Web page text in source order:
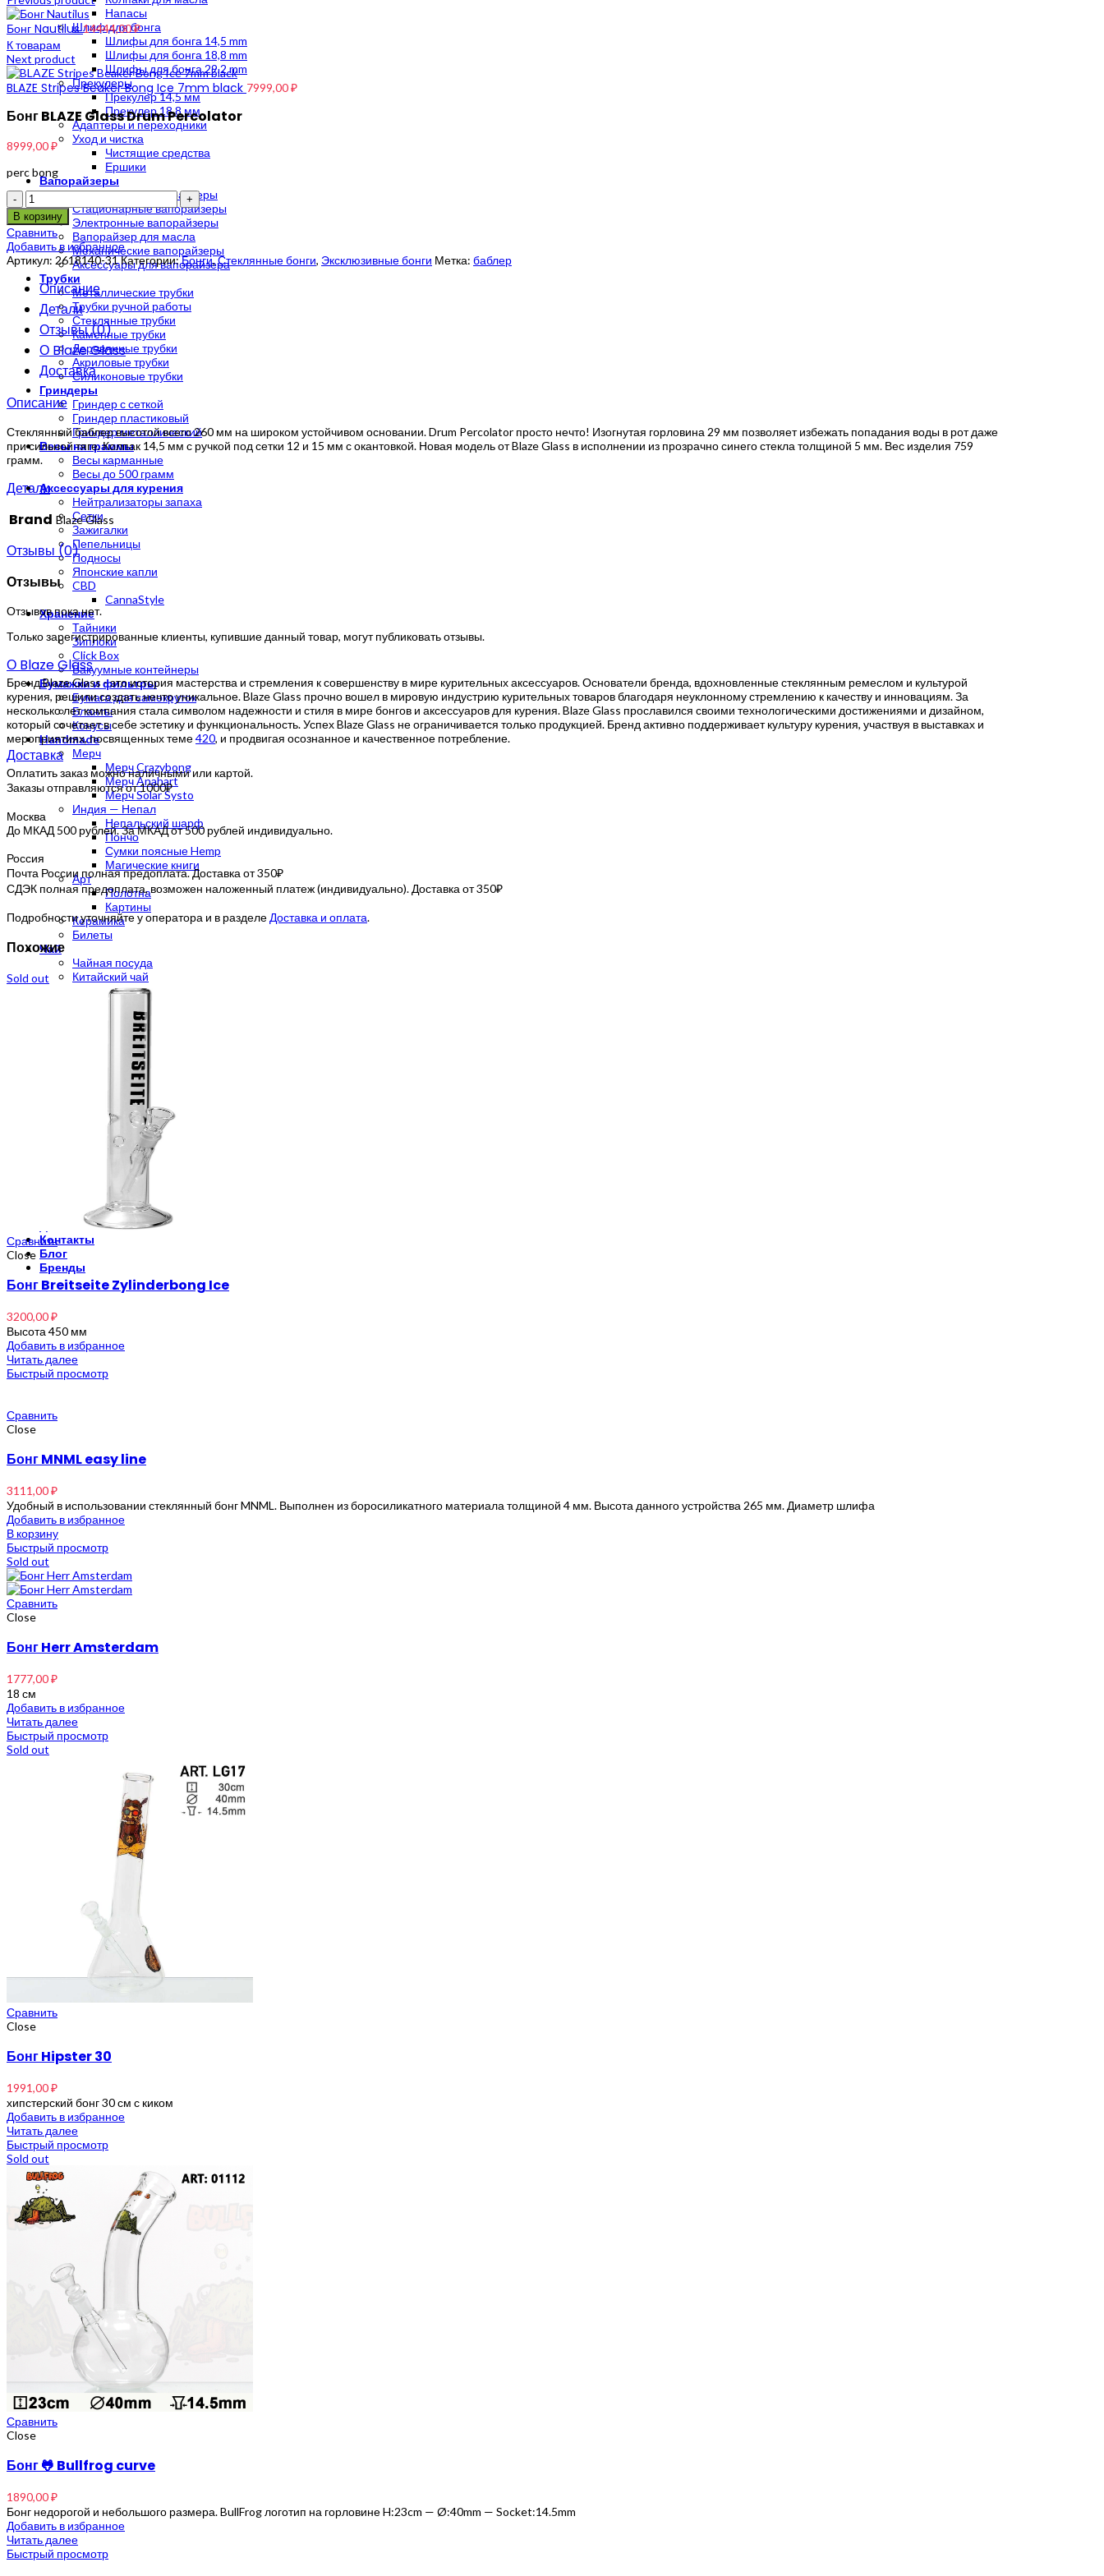
Напасы
Шлиф для бонга
Шлифы для бонга 14,5 mm
Шлифы для бонга 18,8 mm
Шлифы для бонга 29,2 mm
Прекулеры
Прекулер 14,5 мм
Прекулер 18,8 мм
Адаптеры и переходники
Уход и чистка
Чистящие средства
Ершики
Вапорайзеры
Портативные вапорайзеры
Стационарные вапорайзеры
Электронные вапорайзеры
Вапорайзер для масла
Механические вапорайзеры
Аксессуары для вапорайзера
Трубки
Металлические трубки
Трубки ручной работы
Стеклянные трубки
Каменные трубки
Деревянные трубки
Акриловые трубки
Силиконовые трубки
Гриндеры
Гриндер с сеткой
Гриндер пластиковый
Гриндер металлический
Весы на граммы
Весы карманные
Весы до 500 грамм
Аксессуары для курения
Нейтрализаторы запаха
Сетки
Зажигалки
Пепельницы
Подносы
Японские капли
CBD
CannaStyle
Хранение
Тайники
Зиплоки
Click Box
Вакуумные контейнеры
Бумажки и фильтры
Бумага для самокруток
Бланты
Конусы
Handmade
Мерч
Мерч Crazybong
Мерч Anahart
Мерч Solar Systo
Индия — Непал
Непальский шарф
Пончо
Сумки поясные Hemp
Магические книги
Арт
Полотна
Картины
Керамика
Билеты
Чай
Чайная посуда
Китайский чай
Пуэр
Те Гуань Инь
Гуандунские Улуны
Белый чай
Зеленый чай
Желтый чай
Травяной чай
Рамакришна
Подставка для благовоний
Доставка и оплата
Контакты
Блог
Бренды
Бонг Nautilus14444,00₽
К товарам
Next product
BLAZE Stripes Beaker Bong Ice 7mm black 7999,00₽
Бонг BLAZE Glass Drum Percolator
8999,00₽
perc bong
Количество
В корзину
Сравнить
Добавить в избранное
Артикул: 2618140-31Категории:Бонги,Стеклянные бонги, Эксклюзивные бонги Метка: баблер
Описание
Детали
Отзывы (0)
О Blaze Glass
Доставка
Описание
Стеклянный баблер высотой всего 260 мм на широком устойчивом основании. Drum Percolator просто нечто! Изогнутая горловина 29 мм позволяет избежать попадания воды в рот даже
при сильной тяге. Колпак 14,5 мм с ручкой под сетки 12 и 15 мм с окантовкой. Новая модель от Blaze Glass в исполнении из прозрачно синего стекла толщиной 5 мм. Вес изделия 759
грамм.
Детали
Brand Blaze Glass
Отзывы (0)
Отзывы
Отзывов пока нет.
Только зарегистрированные клиенты, купившие данный товар, могут публиковать отзывы.
О Blaze Glass
Бренд Blaze Glass - это история мастерства и стремления к совершенству в мире курительных аксессуаров. Основатели бренда, вдохновленные стеклянным ремеслом и культурой
курения, решили создать нечто уникальное. Blaze Glass прочно вошел в мировую индустрию курительных товаров благодаря неуклонному стремлению к качеству и инновациям. За
несколько лет компания стала символом надежности и стиля в мире бонгов и аксессуаров для курения. Blaze Glass прославился своими технологическими достижениями и дизайном,
который сочетает в себе эстетику и функциональность. Успех Blaze Glass не ограничивается только продукцией. Бренд активно поддерживает культуру курения, участвуя в выставках и
мероприятиях, посвященных теме420, и продвигая осознанное и качественное потребление.
Доставка
Оплатить заказ можно наличными или картой.
Заказы отправляются от 1000₽
Москва
До МКАД 500 рублей. За МКАД от 500 рублей индивидуально.
Россия
Почта России полная предоплата. Доставка от 350₽
СДЭК полная предоплата, возможен наложенный платеж (индивидуально). Доставка от 350₽
Подробности уточняйте у оператора и в разделе Доставка и оплата.
Похожие
Sold out
Сравнить
Close
Бонг Breitseite Zylinderbong Ice
3200,00₽
Высота 450 мм
Добавить в избранное
Читать далее
Быстрый просмотр
Сравнить
Close
Бонг MNML easy line
3111,00₽
Удобный в использовании стеклянный бонг MNML. Выполнен из боросиликатного материала толщиной 4 мм. Высота данного устройства 265 мм. Диаметр шлифа
Добавить в избранное
В корзину
Быстрый просмотр
Sold out
Сравнить
Close
Бонг Herr Amsterdam
1777,00₽
18 см
Добавить в избранное
Читать далее
Быстрый просмотр
Sold out
Сравнить
Close
Бонг Hipster 30
1991,00₽
хипстерский бонг 30 см с киком
Добавить в избранное
Читать далее
Быстрый просмотр
Sold out
Сравнить
Close
Бонг 🐸 Bullfrog curve
1890,00₽
Бонг недорогой и небольшого размера. BullFrog логотип на горловине H:23cm — Ø:40mm — Socket:14.5mm
Добавить в избранное
Читать далее
Быстрый просмотр